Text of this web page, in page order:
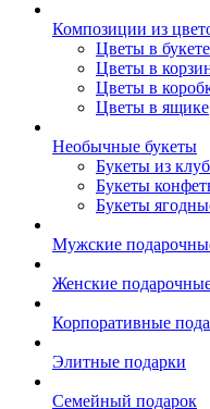
Композиции из
Цветы в букете
Цветы в
Цветы в
Цветы в ящике
Необычные букеты
Букеты из
Букеты
Букеты
Мужские
Женские
Корпоративные
Элитные подарки
Семейный подарок